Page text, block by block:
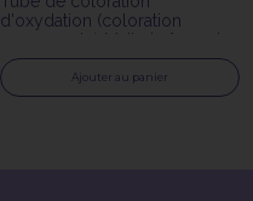
d'oxydation (coloration
permanente) Majirel n°7.44 de
l'Oréal Professionnel
Ajouter au panier